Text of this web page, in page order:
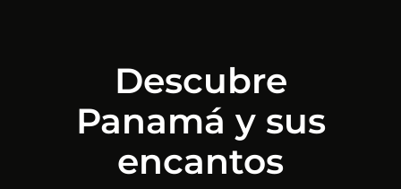
Descubre
Panamá y sus
encantos